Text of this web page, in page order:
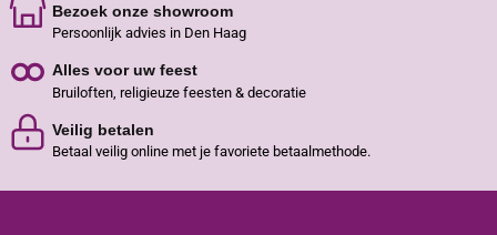
Bezoek onze showroom
Persoonlijk advies in Den Haag
Alles voor uw feest
Bruiloften, religieuze feesten & decoratie
Veilig betalen
Betaal veilig online met je favoriete betaalmethode.